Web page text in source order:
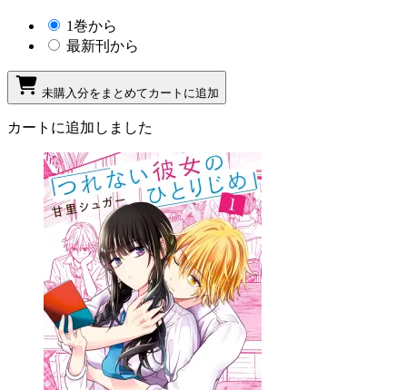
1巻から
最新刊から
未購入分をまとめてカートに追加
カートに追加しました